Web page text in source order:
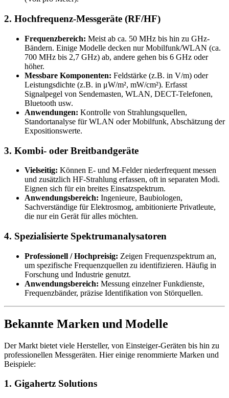
2. Hochfrequenz-Messgeräte (RF/HF)
Frequenzbereich: Meist ab ca. 50 MHz bis hin zu GHz-
Bändern. Einige Modelle decken nur Mobilfunk/WLAN (ca.
700 MHz bis 2,7 GHz) ab, andere gehen bis 6 GHz oder
höher.
Messbare Komponenten: Feldstärke (z.B. in V/m) oder
Leistungsdichte (z.B. in μW/m², mW/cm²). Erfasst
Signalpegel von Sendemasten, WLAN, DECT-Telefonen,
Bluetooth usw.
Anwendungen: Kontrolle von Strahlungsquellen,
Standortanalyse für WLAN oder Mobilfunk, Abschätzung der
Expositionswerte.
3. Kombi- oder Breitbandgeräte
Vielseitig: Können E- und M-Felder niederfrequent messen
und zusätzlich HF-Strahlung erfassen, oft in separaten Modi.
Eignen sich für ein breites Einsatzspektrum.
Anwendungsbereich: Ingenieure, Baubiologen,
Sachverständige für Elektrosmog, ambitionierte Privatleute,
die nur ein Gerät für alles möchten.
4. Spezialisierte Spektrumanalysatoren
Professionell / Hochpreisig: Zeigen Frequenzspektrum an,
um spezifische Frequenzquellen zu identifizieren. Häufig in
Forschung und Industrie genutzt.
Anwendungsbereich: Messung einzelner Funkdienste,
Frequenzbänder, präzise Identifikation von Störquellen.
Bekannte Marken und Modelle
Der Markt bietet viele Hersteller, von Einsteiger-Geräten bis hin zu
professionellen Messgeräten. Hier einige renommierte Marken und
Beispiele:
1. Gigahertz Solutions